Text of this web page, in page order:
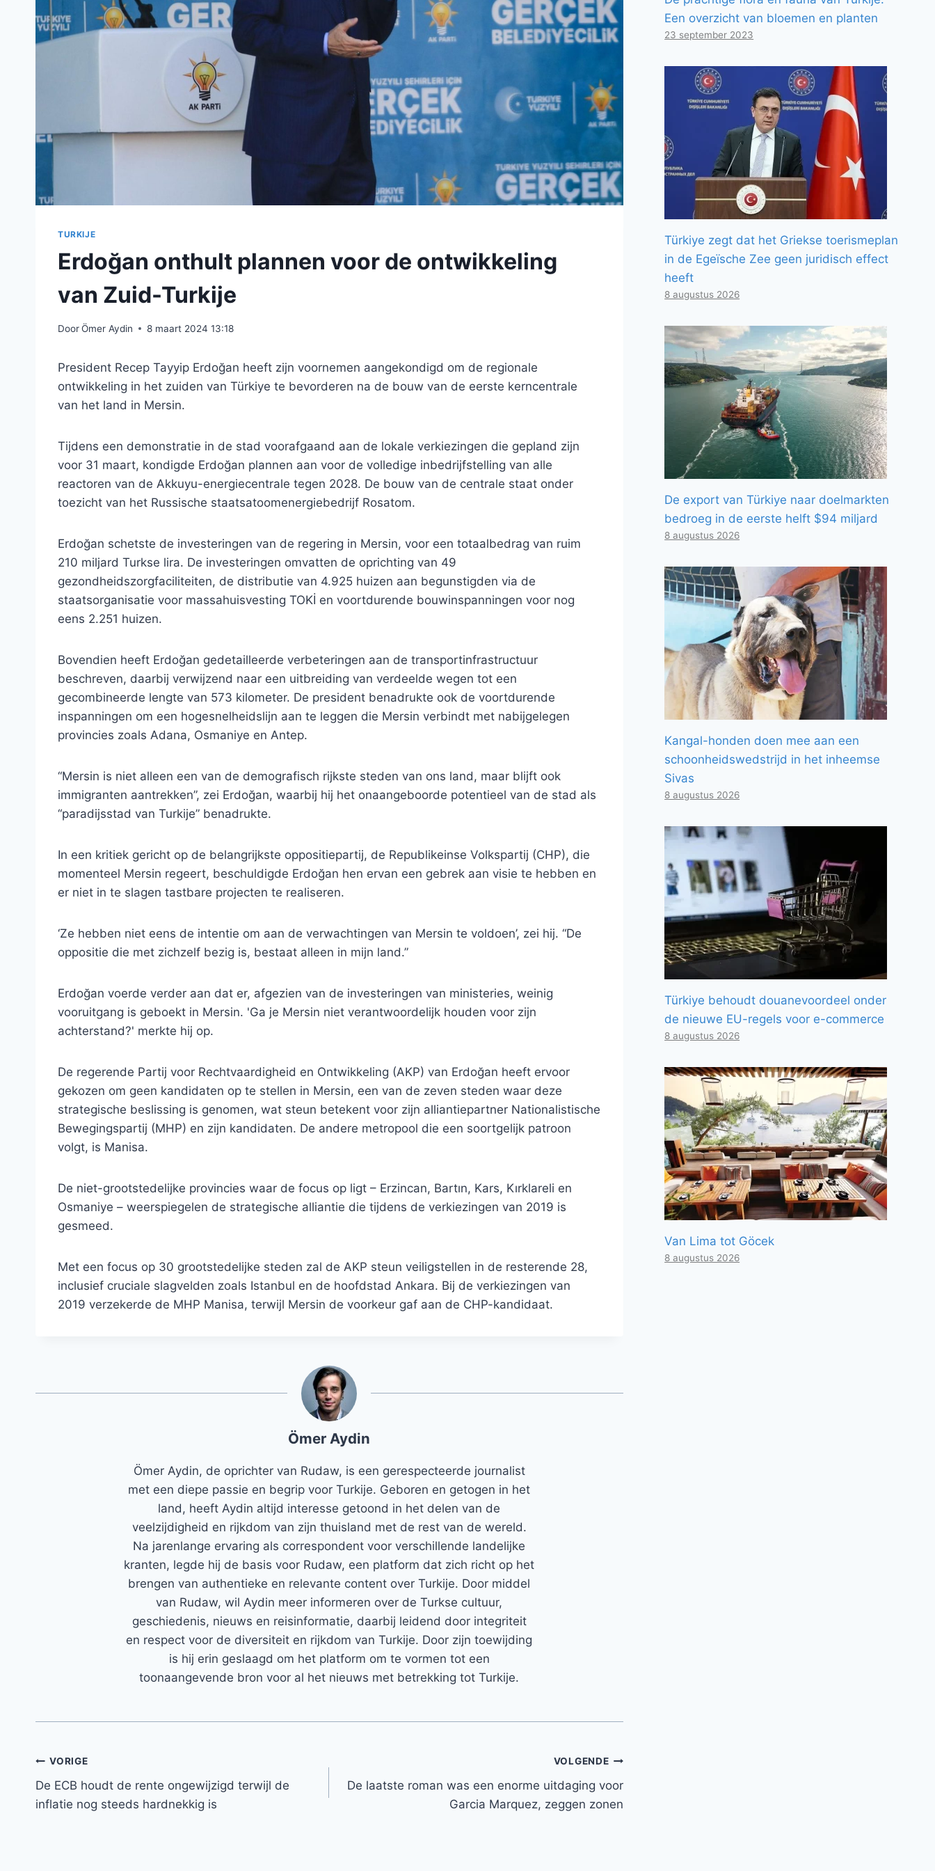
TURKIJE
Erdoğan onthult plannen voor de ontwikkeling
van Zuid-Turkije
DoorÖmer Aydin 8 maart 2024 13:18
President Recep Tayyip Erdoğan heeft zijn voornemen aangekondigd om de regionale
ontwikkeling in het zuiden van Türkiye te bevorderen na de bouw van de eerste kerncentrale
van het land in Mersin.
Tijdens een demonstratie in de stad voorafgaand aan de lokale verkiezingen die gepland zijn
voor 31 maart, kondigde Erdoğan plannen aan voor de volledige inbedrijfstelling van alle
reactoren van de Akkuyu-energiecentrale tegen 2028. De bouw van de centrale staat onder
toezicht van het Russische staatsatoomenergiebedrijf Rosatom.
Erdoğan schetste de investeringen van de regering in Mersin, voor een totaalbedrag van ruim
210 miljard Turkse lira. De investeringen omvatten de oprichting van 49
gezondheidszorgfaciliteiten, de distributie van 4.925 huizen aan begunstigden via de
staatsorganisatie voor massahuisvesting TOKİ en voortdurende bouwinspanningen voor nog
eens 2.251 huizen.
Bovendien heeft Erdoğan gedetailleerde verbeteringen aan de transportinfrastructuur
beschreven, daarbij verwijzend naar een uitbreiding van verdeelde wegen tot een
gecombineerde lengte van 573 kilometer. De president benadrukte ook de voortdurende
inspanningen om een ​​hogesnelheidslijn aan te leggen die Mersin verbindt met nabijgelegen
provincies zoals Adana, Osmaniye en Antep.
“Mersin is niet alleen een van de demografisch rijkste steden van ons land, maar blijft ook
immigranten aantrekken”, zei Erdoğan, waarbij hij het onaangeboorde potentieel van de stad als
“paradijsstad van Turkije” benadrukte.
In een kritiek gericht op de belangrijkste oppositiepartij, de Republikeinse Volkspartij (CHP), die
momenteel Mersin regeert, beschuldigde Erdoğan hen ervan een gebrek aan visie te hebben en
er niet in te slagen tastbare projecten te realiseren.
‘Ze hebben niet eens de intentie om aan de verwachtingen van Mersin te voldoen’, zei hij. “De
oppositie die met zichzelf bezig is, bestaat alleen in mijn land.”
Erdoğan voerde verder aan dat er, afgezien van de investeringen van ministeries, weinig
vooruitgang is geboekt in Mersin. 'Ga je Mersin niet verantwoordelijk houden voor zijn
achterstand?' merkte hij op.
De regerende Partij voor Rechtvaardigheid en Ontwikkeling (AKP) van Erdoğan heeft ervoor
gekozen om geen kandidaten op te stellen in Mersin, een van de zeven steden waar deze
strategische beslissing is genomen, wat steun betekent voor zijn alliantiepartner Nationalistische
Bewegingspartij (MHP) en zijn kandidaten. De andere metropool die een soortgelijk patroon
volgt, is Manisa.
De niet-grootstedelijke provincies waar de focus op ligt – Erzincan, Bartın, Kars, Kırklareli en
Osmaniye – weerspiegelen de strategische alliantie die tijdens de verkiezingen van 2019 is
gesmeed.
Met een focus op 30 grootstedelijke steden zal de AKP steun veiligstellen in de resterende 28,
inclusief cruciale slagvelden zoals Istanbul en de hoofdstad Ankara. Bij de verkiezingen van
2019 verzekerde de MHP Manisa, terwijl Mersin de voorkeur gaf aan de CHP-kandidaat.
Ömer Aydin
Ömer Aydin, de oprichter van Rudaw, is een gerespecteerde journalist
met een diepe passie en begrip voor Turkije. Geboren en getogen in het
land, heeft Aydin altijd interesse getoond in het delen van de
veelzijdigheid en rijkdom van zijn thuisland met de rest van de wereld.
Na jarenlange ervaring als correspondent voor verschillende landelijke
kranten, legde hij de basis voor Rudaw, een platform dat zich richt op het
brengen van authentieke en relevante content over Turkije. Door middel
van Rudaw, wil Aydin meer informeren over de Turkse cultuur,
geschiedenis, nieuws en reisinformatie, daarbij leidend door integriteit
en respect voor de diversiteit en rijkdom van Turkije. Door zijn toewijding
is hij erin geslaagd om het platform om te vormen tot een
toonaangevende bron voor al het nieuws met betrekking tot Turkije.
Bericht
navigatie
VORIGE
De ECB houdt de rente ongewijzigd terwijl de
inflatie nog steeds hardnekkig is
VOLGENDE
De laatste roman was een enorme uitdaging voor
Garcia Marquez, zeggen zonen
Een overzicht van bloemen en planten
23 september 2023
Türkiye zegt dat het Griekse toerismeplan
in de Egeïsche Zee geen juridisch effect
heeft
8 augustus 2026
De export van Türkiye naar doelmarkten
bedroeg in de eerste helft $94 miljard
8 augustus 2026
Kangal-honden doen mee aan een
schoonheidswedstrijd in het inheemse
Sivas
8 augustus 2026
Türkiye behoudt douanevoordeel onder
de nieuwe EU-regels voor e-commerce
8 augustus 2026
Van Lima tot Göcek
8 augustus 2026